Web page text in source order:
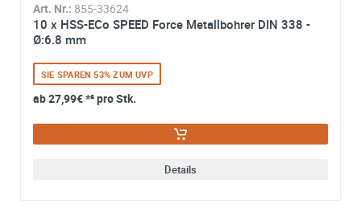
Art. Nr.: 855-33624
10 x HSS-ECo SPEED Force Metallbohrer DIN 338 -
Ø:6.8 mm
SIE SPAREN 53% ZUM UVP
ab27,99€*² pro Stk.
Details